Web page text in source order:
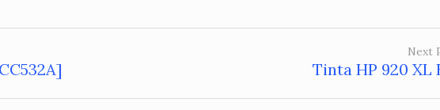
Next
Tinta HP 920 XL